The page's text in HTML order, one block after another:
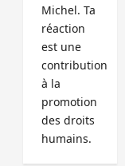
Michel. Ta
réaction
est une
contribution
à la
promotion
des droits
humains.